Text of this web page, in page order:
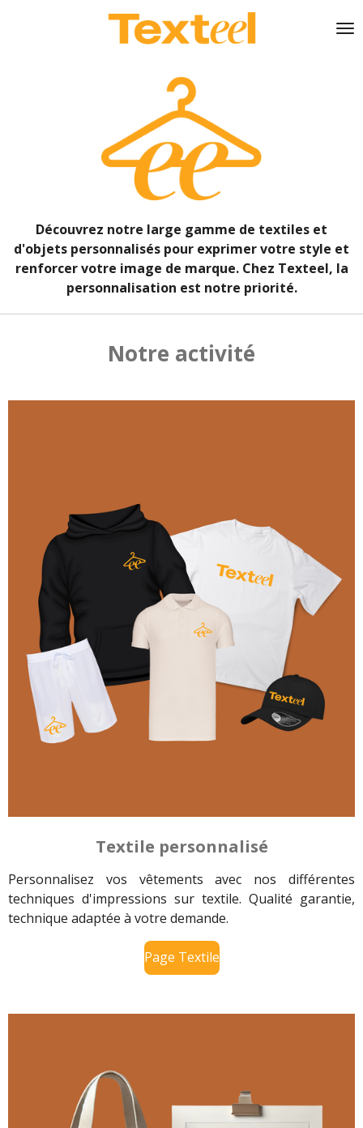
Découvrez notre large gamme de textiles et
d'objets personnalisés pour exprimer votre style et
renforcer votre image de marque. Chez Texteel, la
personnalisation est notre priorité.
Notre activité
Textile personnalisé
Personnalisez vos vêtements avec nos différentes
techniques d'impressions sur textile. Qualité garantie,
technique adaptée à votre demande.
Page Textile